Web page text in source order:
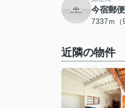
今宿郵
7337ｍ（
近隣の物件